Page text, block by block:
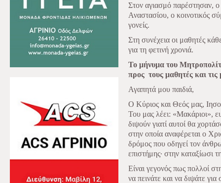
Στον αγιασμό παρέστησαν,
Αναστασίου, ο κοινοτικός
γονείς.
Στη συνέχεια οι μαθητές
για τη φετινή χρονιά.
Το μήνυμα του
προς τους μαθητές και
Αγαπητά μου παιδιά,
Ο Κύριος και Θεός μας,
Του μας λέει: «Μακάριοι»,
διψούν γιατί αυτοί θα
στην οποία αναφέρεται ο
δρόμος που οδηγεί τον
επιστήμης∙ στην καταξίωσι
Είναι γεγονός πως πολλοί
να πεινάτε και να διψάτε